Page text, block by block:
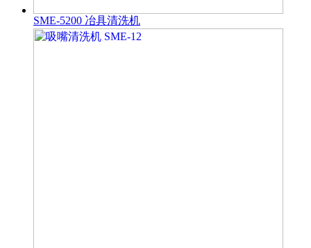
SME-5200 冶具清洗机